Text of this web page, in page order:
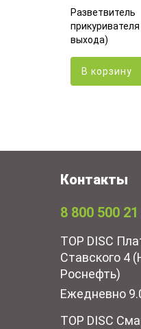
Разветвитель
прикуривателя
выхода)
В корзину
Контакты
8 800 500 21
TOP DISC
Ставского 4
Роснефть)
Ежедневно
TOP DISC